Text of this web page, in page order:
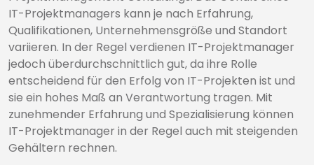
IT-Projektmanagers kann je nach Erfahrung,
Qualifikationen, Unternehmensgröße und Standort
variieren. In der Regel verdienen IT-Projektmanager
jedoch überdurchschnittlich gut, da ihre Rolle
entscheidend für den Erfolg von IT-Projekten ist und
sie ein hohes Maß an Verantwortung tragen. Mit
zunehmender Erfahrung und Spezialisierung können
IT-Projektmanager in der Regel auch mit steigenden
Gehältern rechnen.